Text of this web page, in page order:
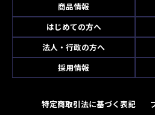
商品情報
はじめての方へ
法人・行政の方へ
採用情報
特定商取引法に基づく表記